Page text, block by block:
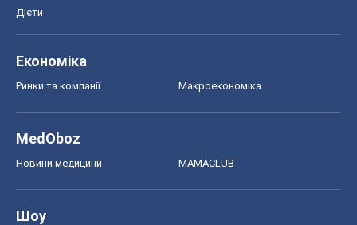
Дієти
Економіка
Ринки та компанії Макроекономіка
MedOboz
Новини медицини MAMACLUB
Шоу